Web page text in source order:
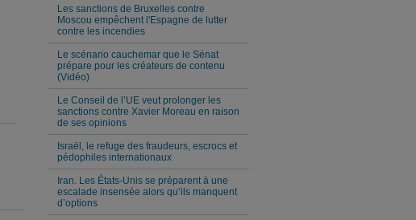
Les sanctions de Bruxelles contre
Moscou empêchent l'Espagne de lutter
contre les incendies
Le scénario cauchemar que le Sénat
prépare pour les créateurs de contenu
(Vidéo)
Le Conseil de l’UE veut prolonger les
sanctions contre Xavier Moreau en raison
de ses opinions
Israël, le refuge des fraudeurs, escrocs et
pédophiles internationaux
Iran. Les États-Unis se préparent à une
escalade insensée alors qu’ils manquent
d’options